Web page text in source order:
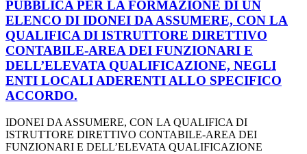
PUBBLICA PER LA FORMAZIONE DI UN
ELENCO DI IDONEI DA ASSUMERE, CON LA
QUALIFICA DI ISTRUTTORE DIRETTIVO
CONTABILE-AREA DEI FUNZIONARI E
DELL’ELEVATA QUALIFICAZIONE, NEGLI
ENTI LOCALI ADERENTI ALLO SPECIFICO
ACCORDO.
IDONEI DA ASSUMERE, CON LA QUALIFICA DI
ISTRUTTORE DIRETTIVO CONTABILE-AREA DEI
FUNZIONARI E DELL’ELEVATA QUALIFICAZIONE